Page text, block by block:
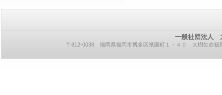
一般社団法人
〒812-0038 福岡県福岡市博多区祇園町１－４０ 大樹生命